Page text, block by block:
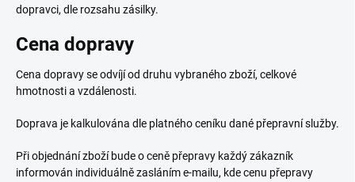
dopravci, dle rozsahu zásilky.
Cena dopravy
Cena dopravy se odvíjí od druhu vybraného zboží, celkové
hmotnosti a vzdálenosti.
Doprava je kalkulována dle platného ceníku dané přepravní služby.
Při objednání zboží bude o ceně přepravy každý zákazník
informován individuálně zasláním e-mailu, kde cenu přepravy